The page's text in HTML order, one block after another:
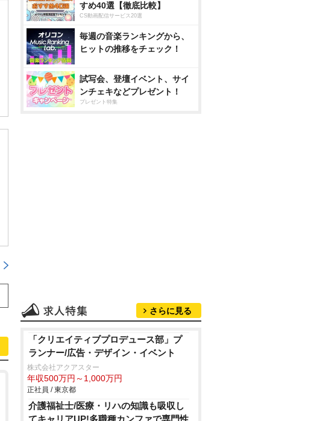
すめ40選【徹底比較】
CS動画配信サービス20選
毎週の音楽ランキングから、
ヒットの推移をチェック！
試写会、登壇イベント、サイ
ンチェキなどプレゼント！
プレゼント特集
さらに見る
「クリエイティブプロデュース部」プ
ランナー/広告・デザイン・イベント
株式会社アクアスター
年収500万円～1,000万円
正社員 / 東京都
介護福祉士/医療・リハの知識も吸収し
てキャリアUP!多職種カンファで専門性